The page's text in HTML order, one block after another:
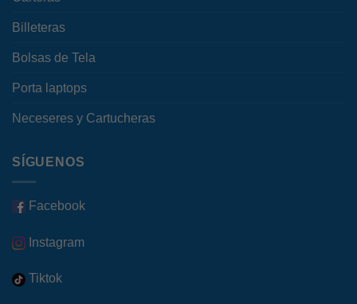
Billeteras
Bolsas de Tela
Porta laptops
Neceseres y Cartucheras
SÍGUENOS
Facebook
Instagram
Tiktok